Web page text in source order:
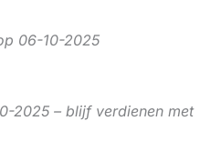
06-10-2025
2025 – blijf verdienen met